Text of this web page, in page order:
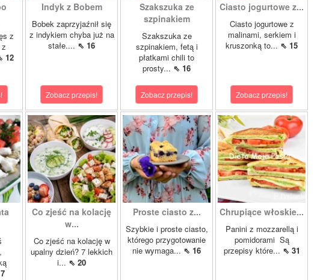
z
12
Indyk z Bobem
Bobek zaprzyjaźnił się
z indykiem chyba już na
stałe.... ⇖ 16
Zobacz przepis!
Szakszuka ze
szpinakiem
Szakszuka ze
szpinakiem, fetą i
płatkami chili to
prosty... ⇖ 16
Zobacz przepis!
Ciasto jogurtowe z...
Ciasto jogurtowe z
malinami, serkiem i
kruszonką to... ⇖ 15
Zobacz przepis!
Co zjeść na kolację
w...
Co zjeść na kolację w
upalny dzień? 7 lekkich
i... ⇖ 20
Proste ciasto z...
Szybkie i proste ciasto,
którego przygotowanie
nie wymaga... ⇖ 16
Chrupiące włoskie...
Panini z mozzarellą i
pomidorami Są
przepisy które... ⇖ 31